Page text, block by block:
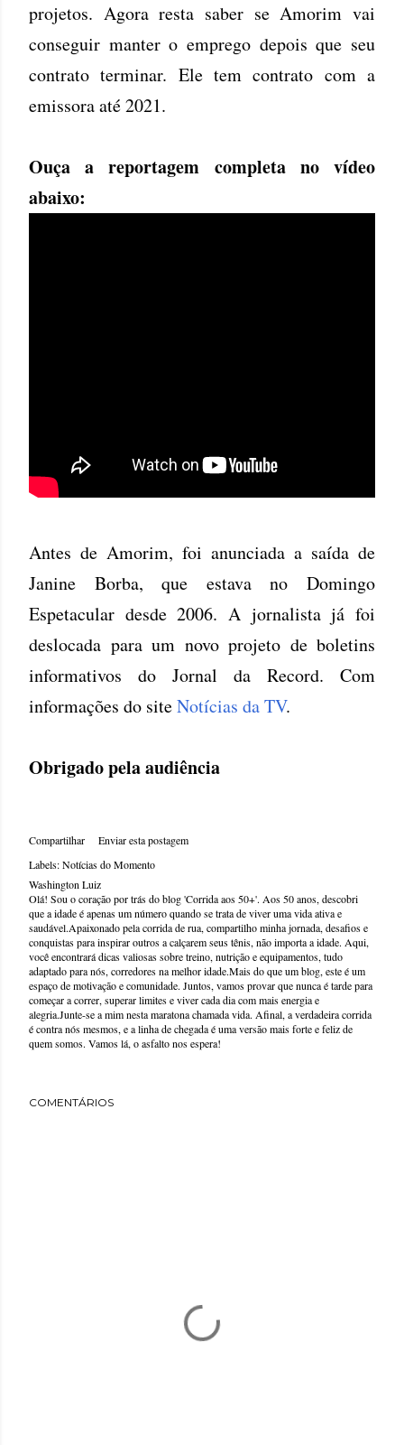
projetos. Agora resta saber se Amorim vai
conseguir manter o emprego depois que seu
contrato terminar. Ele tem contrato com a
emissora até 2021.
Ouça a reportagem completa no vídeo
abaixo:
Antes de Amorim, foi anunciada a saída de
Janine Borba, que estava no Domingo
Espetacular desde 2006. A jornalista já foi
deslocada para um novo projeto de boletins
informativos do Jornal da Record. Com
informações do siteNotícias da TV.
Obrigado pela audiência
Compartilhar
Enviar esta postagem
Labels:Notícias do Momento
Washington Luiz
Olá! Sou o coração por trás do blog 'Corrida aos 50+'. Aos 50 anos, descobri
que a idade é apenas um número quando se trata de viver uma vida ativa e
saudável.Apaixonado pela corrida de rua, compartilho minha jornada, desafios e
conquistas para inspirar outros a calçarem seus tênis, não importa a idade. Aqui,
você encontrará dicas valiosas sobre treino, nutrição e equipamentos, tudo
adaptado para nós, corredores na melhor idade.Mais do que um blog, este é um
espaço de motivação e comunidade. Juntos, vamos provar que nunca é tarde para
começar a correr, superar limites e viver cada dia com mais energia e
alegria.Junte-se a mim nesta maratona chamada vida. Afinal, a verdadeira corrida
é contra nós mesmos, e a linha de chegada é uma versão mais forte e feliz de
quem somos. Vamos lá, o asfalto nos espera!
COMENTÁRIOS